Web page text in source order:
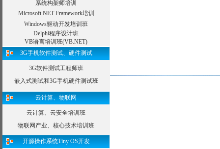
系统构架师培训
Microsoft.NET Framework培训
Windows驱动开发培训班
Delphi程序设计班
VB语言培训班(VB.NET)
3G手机软件测试、硬件测试
3G软件测试工程师班
嵌入式测试和3G手机硬件测试班
云计算、物联网
云计算、云安全培训班
物联网产业、核心技术培训班
开源操作系统Tiny OS开发